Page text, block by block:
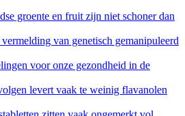
groente en fruit zijn niet schoner dan
van genetisch gemanipuleerd
voor onze gezondheid in de
levert vaak te weinig flavanolen